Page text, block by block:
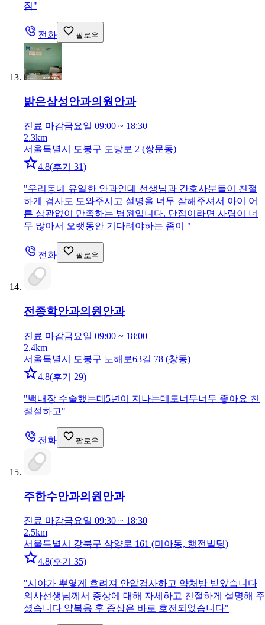
짐"
전화 팔로우
밝은삼성안과의원 안과
진료 마감금요일 09:00 ~ 18:30
2.3km
서울특별시 도봉구 도당로 2 (쌍문동)
4.8(후기 31)
"우리동네 유일한 안과인데 선생님과 간호사분들이 친절
하게 검사도 도와주시고 설명을 너무 잘해주셔서 아이 어
른 상관없이 만족하는 병원입니다. 단점이라면 사람이 너
무 많아서 오랫동안 기다려야하는 좀이 "
전화 팔로우
전종학안과의원 안과
진료 마감금요일 09:00 ~ 18:00
2.4km
서울특별시 도봉구 노해로63길 78 (창동)
4.8(후기 29)
"백내장 수술했는데5년이 지나는데도너무너무 좋아요 친
절절하고"
전화 팔로우
주한수안과의원 안과
진료 마감금요일 09:30 ~ 18:30
2.5km
서울특별시 강북구 삼양로 161 (미아동, 행전빌딩)
4.8(후기 35)
"시야가 뿌옇게 흐려져 안압검사하고 약처방 받았습니다
의사선생님께서 증상에 대해 자세하고 친절하게 설명해 주
셨습니다 약복용 후 증상은 바로 호전되었습니다"